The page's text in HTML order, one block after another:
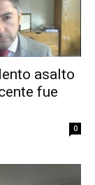
asalto
fue
0